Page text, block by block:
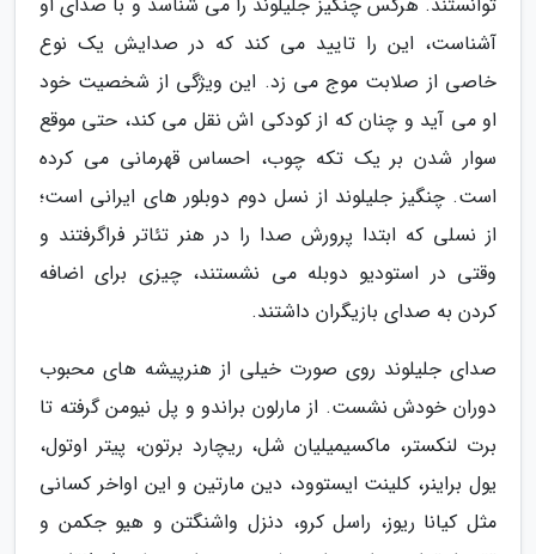
آشناست، این را تایید می کند که در صدایش یک نوع
خاصی از صلابت موج می زد. این ویژگی از شخصیت خود
او می آید و چنان که از کودکی اش نقل می کند، حتی موقع
سوار شدن بر یک تکه چوب، احساس قهرمانی می کرده
است. چنگیز جلیلوند از نسل دوم دوبلور های ایرانی است؛
از نسلی که ابتدا پرورش صدا را در هنر تئاتر فراگرفتند و
وقتی در استودیو دوبله می نشستند، چیزی برای اضافه
کردن به صدای بازیگران داشتند.
صدای جلیلوند روی صورت خیلی از هنرپیشه های محبوب
دوران خودش نشست. از مارلون براندو و پل نیومن گرفته تا
برت لنکستر، ماکسیمیلیان شل، ریچارد برتون، پیتر اوتول،
یول براینر، کلینت ایستوود، دین مارتین و این اواخر کسانی
مثل کیانا ریوز، راسل کرو، دنزل واشنگتن و هیو جکمن و